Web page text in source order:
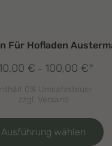
Für Hofladen
€ – 100,00 €
bis
*
0% Umsatzsteuer
zzgl. Versand
Ausführung wählen